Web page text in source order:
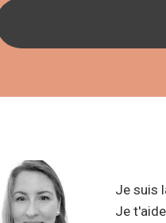
Je suis
Je